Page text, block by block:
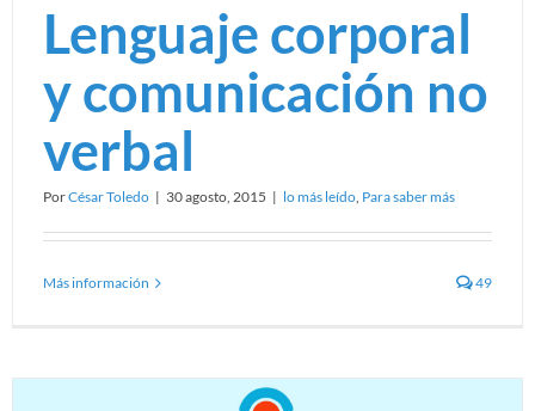
Lenguaje corporal
y comunicación no
verbal
PorCésar Toledo | 30 agosto, 2015 | lo más leído, Para saber más
Más información 49